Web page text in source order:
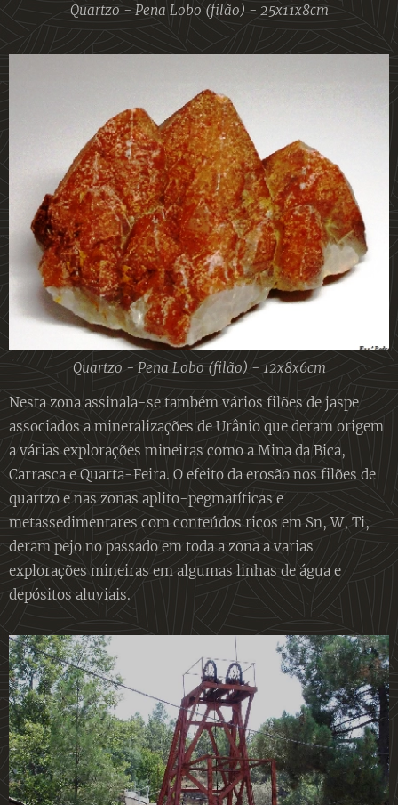
Quartzo - Pena Lobo (filão) - 25x11x8cm
Quartzo - Pena Lobo (filão) - 12x8x6cm
Nesta zona assinala-se também vários filões de jaspe
associados a mineralizações de Urânio que deram origem
a várias explorações mineiras como a Mina da Bica,
Carrasca e Quarta-Feira. O efeito da erosão nos filões de
quartzo e nas zonas aplito-pegmatíticas e
metassedimentares com conteúdos ricos em Sn, W, Ti,
deram pejo no passado em toda a zona a varias
explorações mineiras em algumas linhas de água e
depósitos aluviais.